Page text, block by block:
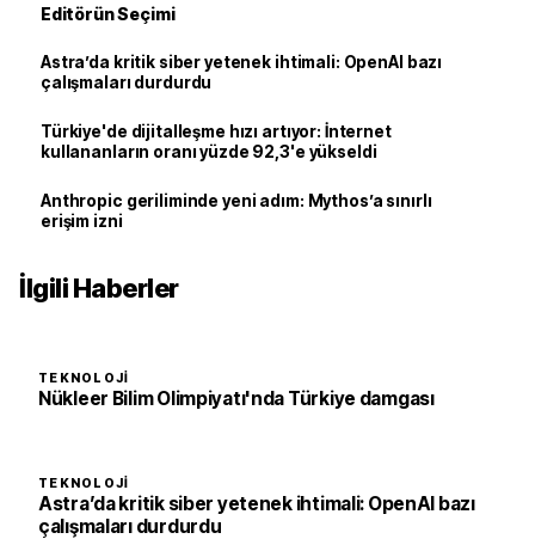
Editörün Seçimi
Astra’da kritik siber yetenek ihtimali: OpenAI bazı
çalışmaları durdurdu
Türkiye'de dijitalleşme hızı artıyor: İnternet
kullananların oranı yüzde 92,3'e yükseldi
Anthropic geriliminde yeni adım: Mythos’a sınırlı
erişim izni
İlgili Haberler
TEKNOLOJI
Nükleer Bilim Olimpiyatı'nda Türkiye damgası
TEKNOLOJI
Astra’da kritik siber yetenek ihtimali: OpenAI bazı
çalışmaları durdurdu